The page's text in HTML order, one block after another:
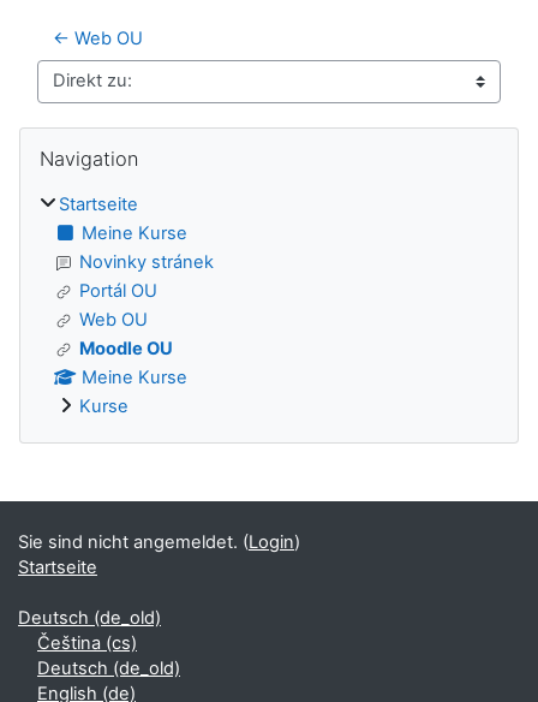
← Web OU
Direkt zu:
Blöcke
Navigation
Startseite
Meine Kurse
Novinky stránek
Portál OU
Web OU
Moodle OU
Meine Kurse
Kurse
Blöcke
Sie sind nicht angemeldet. (Login)
Startseite
Deutsch ‎(de_old)‎
Čeština ‎(cs)‎
Deutsch ‎(de_old)‎
English ‎(de)‎